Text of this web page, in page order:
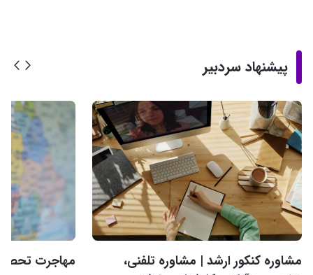
پیشنهاد سردبیر
مشاوره کنکور ارشد | مشاوره تلفنی،
مهاجرت